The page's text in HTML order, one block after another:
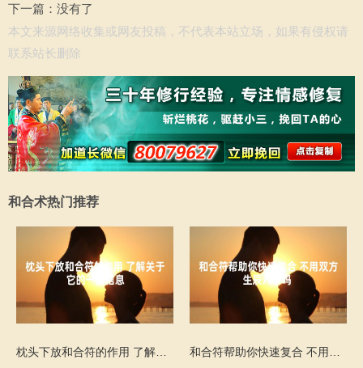
下一篇：没有了
本文来源网络收集或网友投稿，不代表本站立场，如果有侵权请
联系站长删除
和合术热门推荐
枕头下放和合符的作用 了解关于它的一些信息 和合符帮助你快速复合 不用双方生辰八字吗